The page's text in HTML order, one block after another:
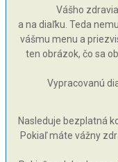
Vášho
a na diaľku. Teda
vášmu menu a
ten obrázok, čo sa
Vypracovanú
Nasleduje bezplatná
Pokiaľ máte vážny